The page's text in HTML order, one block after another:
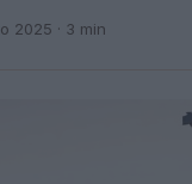
2025 · 3 min